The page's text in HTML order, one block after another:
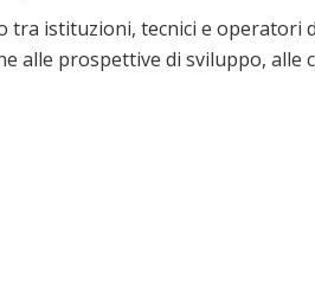
istituzioni, tecnici e operatori
alle prospettive di sviluppo, alle